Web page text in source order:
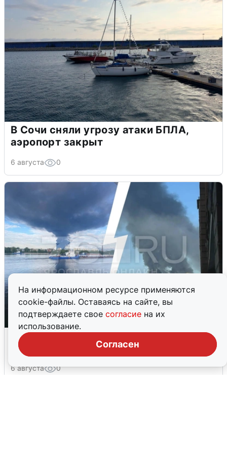
На информационном ресурсе применяются
cookie-файлы. Оставаясь на сайте, вы
подтверждаете свое согласие на их
использование.
Согласен
В Сочи сняли угрозу атаки БПЛА,
аэропорт закрыт
6 августа 0
Ночная атака БПЛА на Ярославль:
попадания и последствия
6 августа 0